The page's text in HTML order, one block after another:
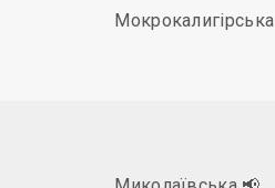
Мокрокалигірська